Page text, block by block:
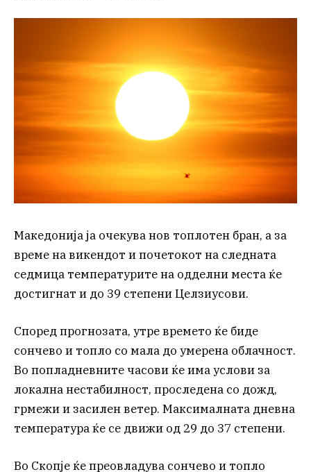
Македонија ја очекува нов топлотен бран, а за
време на викендот и почетокот на следната
седмица температурите на одделни места ќе
достигнат и до 39 степени Целзиусови.
Според прогнозата, утре времето ќе биде
сончево и топло со мала до умерена облачност.
Во попладневните часови ќе има услови за
локална нестабилност, проследена со дожд,
грмежи и засилен ветер. Максималната дневна
температура ќе се движи од 29 до 37 степени.
Во Скопје ќе преовладува сончево и топло